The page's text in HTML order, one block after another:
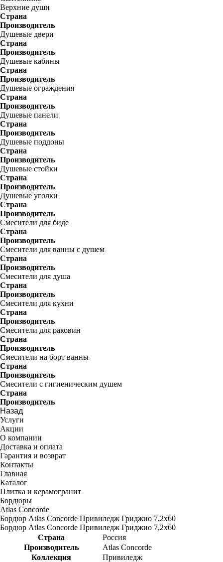
Верхние души
Страна
Производитель
Душевые двери
Страна
Производитель
Душевые кабины
Страна
Производитель
Душевые ограждения
Страна
Производитель
Душевые панели
Страна
Производитель
Душевые поддоны
Страна
Производитель
Душевые стойки
Страна
Производитель
Душевые уголки
Страна
Производитель
Смесители для биде
Страна
Производитель
Смесители для ванны с душем
Страна
Производитель
Смесители для душа
Страна
Производитель
Смесители для кухни
Страна
Производитель
Смесители для раковин
Страна
Производитель
Смесители на борт ванны
Страна
Производитель
Смесители с гигиеническим душем
Страна
Производитель
Назад
Услуги
Акции
О компании
Доставка и оплата
Гарантия и возврат
Контакты
Главная
Каталог
Плитка и керамогранит
Бордюры
Atlas Concorde
Бордюр Atlas Concorde Привиледж Гриджио 7,2х60
Бордюр Atlas Concorde Привиледж Гриджио 7,2х60
Страна
Россия
Производитель
Atlas Concorde
Коллекция
Привиледж